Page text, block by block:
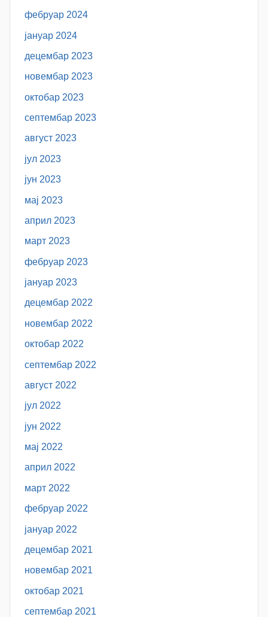
фебруар 2024
јануар 2024
децембар 2023
новембар 2023
октобар 2023
септембар 2023
август 2023
јул 2023
јун 2023
мај 2023
април 2023
март 2023
фебруар 2023
јануар 2023
децембар 2022
новембар 2022
октобар 2022
септембар 2022
август 2022
јул 2022
јун 2022
мај 2022
април 2022
март 2022
фебруар 2022
јануар 2022
децембар 2021
новембар 2021
октобар 2021
септембар 2021